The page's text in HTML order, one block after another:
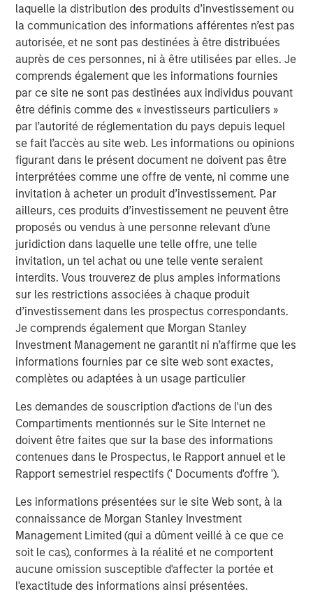
laquelle la distribution des produits d’investissement ou
la communication des informations afférentes n’est pas
autorisée, et ne sont pas destinées à être distribuées
auprès de ces personnes, ni à être utilisées par elles. Je
comprends également que les informations fournies
par ce site ne sont pas destinées aux individus pouvant
être définis comme des « investisseurs particuliers »
par l’autorité de réglementation du pays depuis lequel
se fait l’accès au site web. Les informations ou opinions
figurant dans le présent document ne doivent pas être
interprétées comme une offre de vente, ni comme une
invitation à acheter un produit d’investissement. Par
ailleurs, ces produits d’investissement ne peuvent être
proposés ou vendus à une personne relevant d’une
juridiction dans laquelle une telle offre, une telle
invitation, un tel achat ou une telle vente seraient
interdits. Vous trouverez de plus amples informations
sur les restrictions associées à chaque produit
d’investissement dans les prospectus correspondants.
Je comprends également que Morgan Stanley
Investment Management ne garantit ni n’affirme que les
informations fournies par ce site web sont exactes,
complètes ou adaptées à un usage particulier
Les demandes de souscription d'actions de l'un des
Compartiments mentionnés sur le Site Internet ne
doivent être faites que sur la base des informations
contenues dans le Prospectus, le Rapport annuel et le
Rapport semestriel respectifs (' Documents d'offre ').
Les informations présentées sur le site Web sont, à la
connaissance de Morgan Stanley Investment
Management Limited (qui a dûment veillé à ce que ce
soit le cas), conformes à la réalité et ne comportent
aucune omission susceptible d'affecter la portée et
l'exactitude des informations ainsi présentées.
In summary, embrace the conflict, because it can
support market gains. Why? Let’s get into it!
View Transcript
See below for important disclosures.
Portfolio Solutions Group
The Portfolio Solutions Group is a comprehensive multi-
asset business, with activity across all asset strategies
and types (traditional and alternative), through solutions
that span fully liquid (public assets), comprehensive
(public and private assets) and fully private portfolios.
Offerings are delivered via a managed portfolio or model,
in discretionary or advisory format.
Idées liées
CARON’S CORNER
There’s a New Sheriff in Town: Culture
Change at the Fed
CARON’S CORNER
The Blurred Lines Between Growth and Value
Create an Investment Opportunity
CARON’S CORNER
Adapting to a Structurally Higher Nominal
World